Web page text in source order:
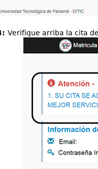
Verifique arriba la cita